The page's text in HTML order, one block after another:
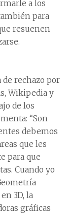
a los
para
resuenen
rechazo por
Wikipedia y
de los
“Son
debemos
que les
para que
Cuando yo
3D, la
gráficas